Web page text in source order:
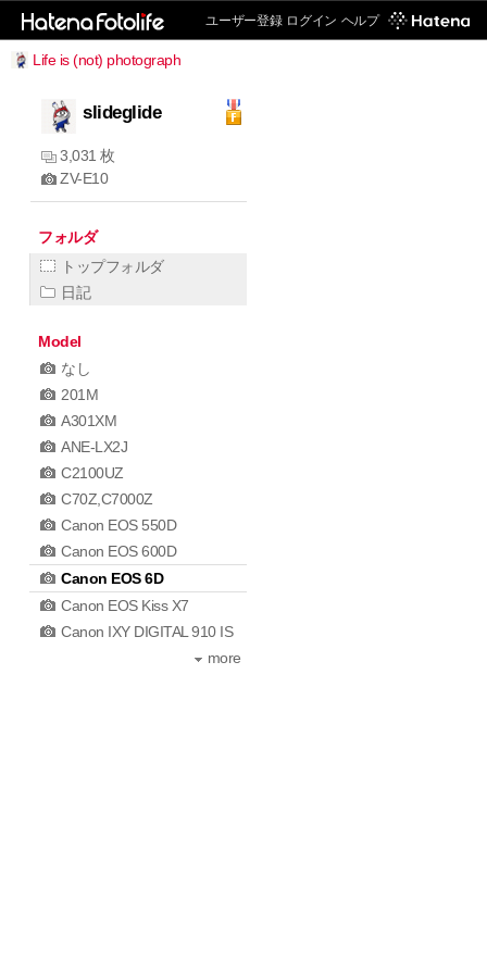
ユーザー登録 ログイン ヘルプ
Life is (not) photograph
slideglide
3,031 枚
ZV-E10
フォルダ
トップフォルダ
日記
Model
なし
201M
A301XM
ANE-LX2J
C2100UZ
C70Z,C7000Z
Canon EOS 550D
Canon EOS 600D
Canon EOS 6D
Canon EOS Kiss X7
Canon IXY DIGITAL 910 IS
more